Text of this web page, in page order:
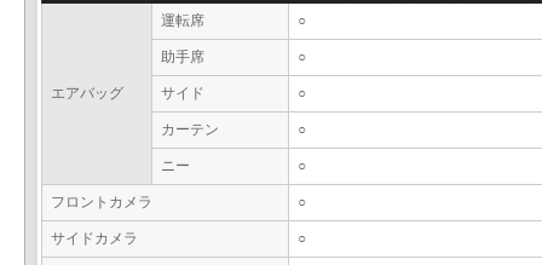
エアバッグ
運転席 ○
助手席 ○
サイド ○
カーテン ○
ニー ○
フロントカメラ ○
サイドカメラ ○